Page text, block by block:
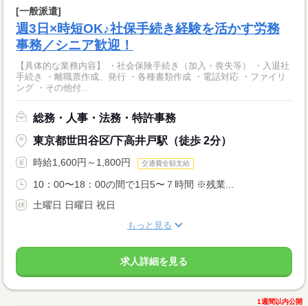
[一般派遣]
週3日×時短OK♪社保手続き経験を活かす労務
事務／シニア歓迎！
【具体的な業務内容】 ・社会保険手続き（加入・喪失等） ・入退社
手続き ・離職票作成、発行 ・各種書類作成 ・電話対応 ・ファイリ
ング ・その他付...
総務・人事・法務・特許事務
東京都世田谷区/下高井戸駅（徒歩 2分）
時給1,600円～1,800円 交通費全額支給
10：00〜18：00の間で1日5〜７時間 ※残業...
土曜日 日曜日 祝日
もっと見る
求人詳細を見る
1週間以内公開